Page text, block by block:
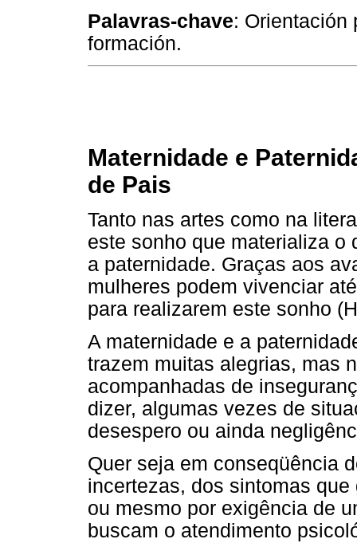
Palavras-chave: Orientación
formación.
Maternidade e
de Pais
Tanto nas artes como na
este sonho que materializa o
a paternidade. Graças aos
mulheres podem vivenciar
para realizarem este sonho
A maternidade e a
trazem muitas alegrias, mas
acompanhadas de
dizer, algumas vezes de
desespero ou ainda
Quer seja em conseqüência
incertezas, dos sintomas
ou mesmo por exigência de
buscam o atendimento